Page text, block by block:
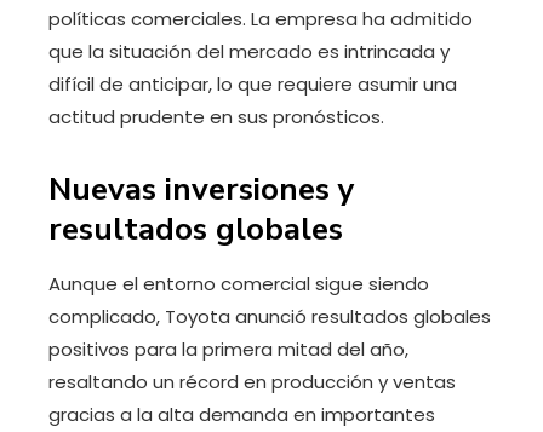
políticas comerciales. La empresa ha admitido
que la situación del mercado es intrincada y
difícil de anticipar, lo que requiere asumir una
actitud prudente en sus pronósticos.
Nuevas inversiones y
resultados globales
Aunque el entorno comercial sigue siendo
complicado, Toyota anunció resultados globales
positivos para la primera mitad del año,
resaltando un récord en producción y ventas
gracias a la alta demanda en importantes